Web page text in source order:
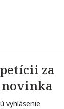
za
vyhlásenie